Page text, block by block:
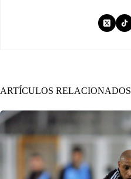
ARTÍCULOS RELACIONADOS